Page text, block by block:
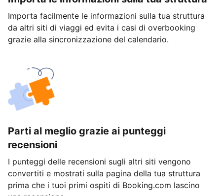
Importa facilmente le informazioni sulla tua struttura
da altri siti di viaggi ed evita i casi di overbooking
grazie alla sincronizzazione del calendario.
Parti al meglio grazie ai punteggi
recensioni
I punteggi delle recensioni sugli altri siti vengono
convertiti e mostrati sulla pagina della tua struttura
prima che i tuoi primi ospiti di Booking.com lascino